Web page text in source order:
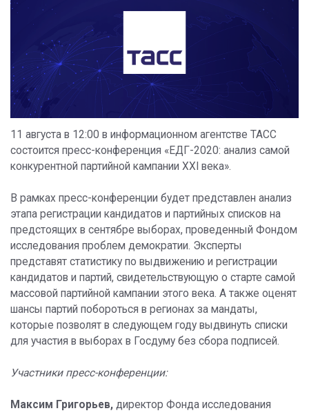
11 августа в 12:00 в информационном агентстве ТАСС
состоится пресс-конференция «ЕДГ-2020: анализ самой
конкурентной партийной кампании XXI века».
В рамках пресс-конференции будет представлен анализ
этапа регистрации кандидатов и партийных списков на
предстоящих в сентябре выборах, проведенный Фондом
исследования проблем демократии. Эксперты
представят статистику по выдвижению и регистрации
кандидатов и партий, свидетельствующую о старте самой
массовой партийной кампании этого века. А также оценят
шансы партий побороться в регионах за мандаты,
которые позволят в следующем году выдвинуть списки
для участия в выборах в Госдуму без сбора подписей.
Участники пресс-конференции:
Максим Григорьев, директор Фонда исследования